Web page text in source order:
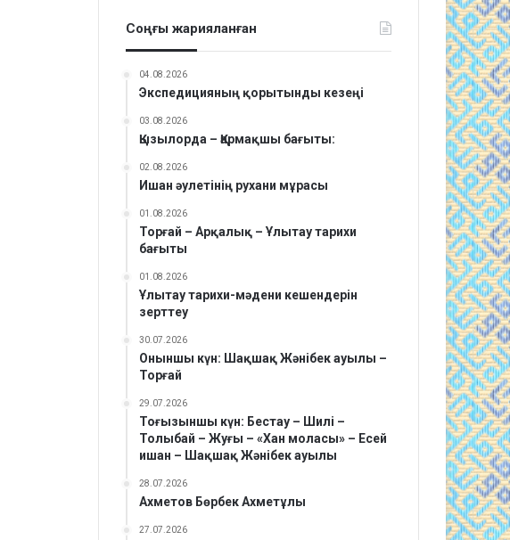
Соңғы жарияланған
04.08.2026
Экспедицияның қорытынды кезеңі
03.08.2026
Қызылорда – Қармақшы бағыты:
02.08.2026
Ишан әулетінің рухани мұрасы
01.08.2026
Торғай – Арқалық – Ұлытау тарихи
бағыты
01.08.2026
Ұлытау тарихи-мәдени кешендерін
зерттеу
30.07.2026
Оныншы күн: Шақшақ Жәнібек ауылы –
Торғай
29.07.2026
Тоғызыншы күн: Бестау – Шилі –
Толыбай – Жуғы – «Хан моласы» – Есей
ишан – Шақшақ Жәнібек ауылы
28.07.2026
Ахметов Бөрбек Ахметұлы
27.07.2026